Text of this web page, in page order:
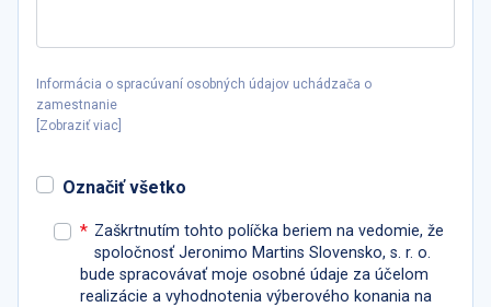
Informácia o spracúvaní osobných údajov uchádzača o
zamestnanie
Zobraziť viac
Označiť všetko
* Zaškrtnutím tohto políčka beriem na vedomie, že
spoločnosť Jeronimo Martins Slovensko, s. r. o.
bude spracovávať moje osobné údaje za účelom
realizácie a vyhodnotenia výberového konania na